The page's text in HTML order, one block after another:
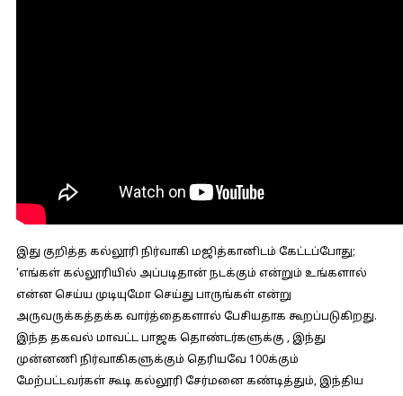
இது குறித்த கல்லூரி நிர்வாகி மஜித்கானிடம் கேட்டப்போது;
‘எங்கள் கல்லூரியில் அப்படிதான் நடக்கும் என்றும் உங்களால்
என்ன செய்ய முடியுமோ செய்து பாருங்கள் என்று
அருவருக்கத்தக்க வார்த்தைகளால் பேசியதாக கூறப்படுகிறது.
இந்த தகவல் மாவட்ட பாஜக தொண்டர்களுக்கு , இந்து
முன்னணி நிர்வாகிகளுக்கும் தெரியவே 100க்கும்
மேற்பட்டவர்கள் கூடி கல்லூரி சேர்மனை கண்டித்தும், இந்திய